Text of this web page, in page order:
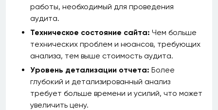
работы, необходимый для проведения
аудита.
Техническое состояние сайта: Чем больше
технических проблем и нюансов, требующих
анализа, тем выше стоимость аудита.
Уровень детализации отчета: Более
глубокий и детализированный анализ
требует больше времени и усилий, что может
увеличить цену.